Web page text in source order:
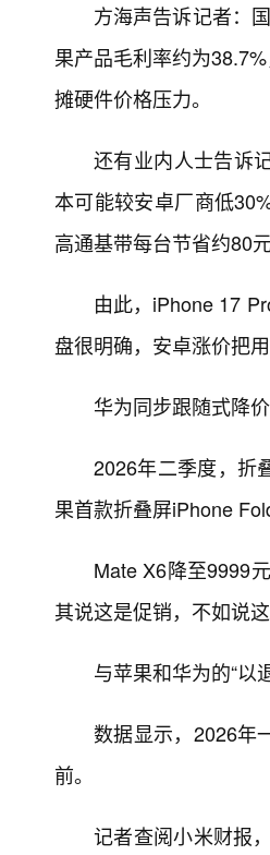
方海声告诉记者：
果产品毛利率约为
摊硬件价格压力。
还有业内人士告诉
本可能较安卓厂商低
高通基带每台节省约80
由此，iPhone 17
盘很明确，安卓涨价把
华为同步跟随式降
2026年二季度，折
果首款折叠屏iPhone
Mate X6降至9999
其说这是促销，不如说
与苹果和华为的“以
数据显示，2026年
前。
记者查阅小米财报